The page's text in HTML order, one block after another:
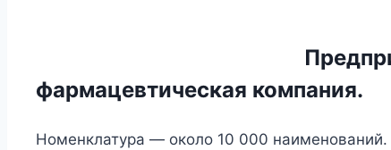
фармацевтическая компания.
Номенклатура — около 10 000 наименований.